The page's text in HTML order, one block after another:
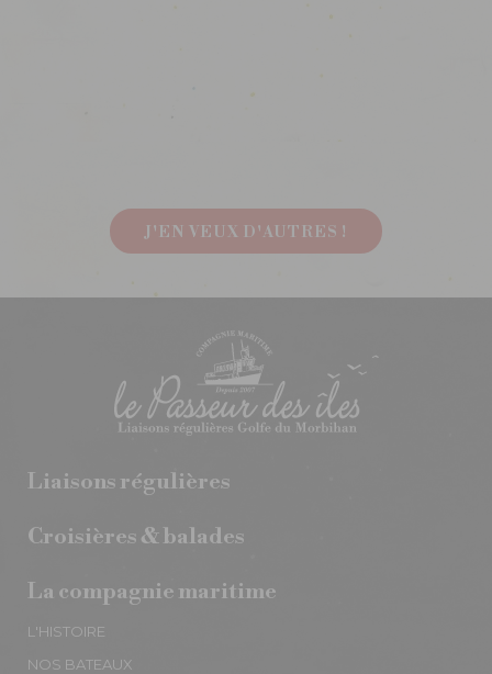
J'EN VEUX D'AUTRES !
Liaisons régulières
Croisières & balades
La compagnie maritime
L'HISTOIRE
NOS BATEAUX